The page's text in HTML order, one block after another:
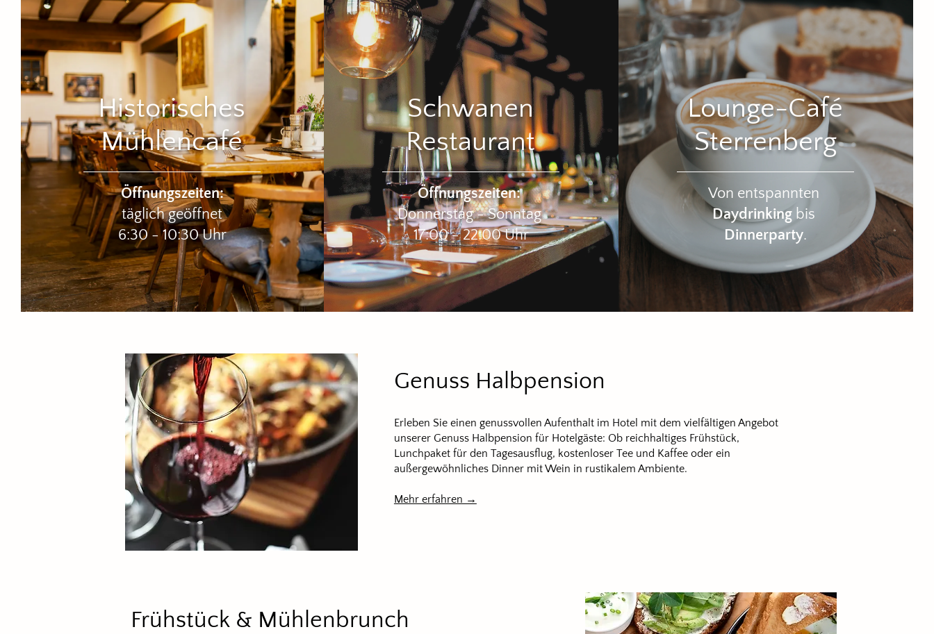
Historisches
Mühlencafé
Öffnungszeiten:
täglich geöffnet
6:30 - 10:30 Uhr
Schwanen
Restaurant
Öffnungszeiten:
Donnerstag - Sonntag
17:00 - 22:00 Uhr
Lounge-Café
Sterrenberg
Von entspannten
Daydrinking bis
Dinnerparty.
Genuss Halbpension
Erleben Sie einen genussvollen Aufenthalt im Hotel mit dem vielfältigen Angebot
unserer Genuss Halbpension für Hotelgäste: Ob reichhaltiges Frühstück,
Lunchpaket für den Tagesausflug, kostenloser Tee und Kaffee oder ein
außergewöhnliches Dinner mit Wein in rustikalem Ambiente.
Mehr erfahren →
Frühstück & Mühlenbrunch